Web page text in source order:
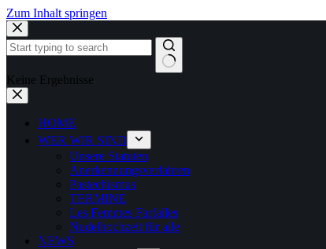
Zum Inhalt springen
Keine Ergebnisse
HOME
WER WIR SIND
Unsere Statuten
Anerkennungsverfahren
Pastechismus
TERMINE
Les Femmes Farfalles
Nudelhochzeit für alle
NEWS